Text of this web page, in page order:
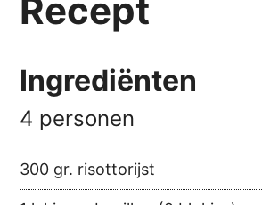
Recept
Ingrediënten
4 personen
300 gr. risottorijst